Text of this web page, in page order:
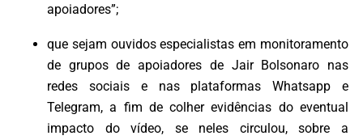
apoiadores”;
que sejam ouvidos especialistas em monitoramento
de grupos de apoiadores de Jair Bolsonaro nas
redes sociais e nas plataformas Whatsapp e
Telegram, a fim de colher evidências do eventual
impacto do vídeo, se neles circulou, sobre a